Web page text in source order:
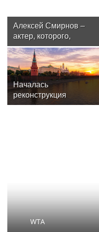
Алексей Смирнов –
актер, которого,
надеюсь, еще не
забыли
Началась
реконструкция
спортивного комплекса
WTA